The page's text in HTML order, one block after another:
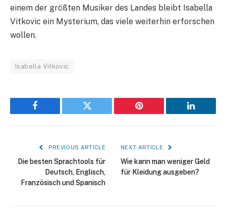
einem der größten Musiker des Landes bleibt Isabella
Vitkovic ein Mysterium, das viele weiterhin erforschen
wollen.
Isabella Vitkovic
Facebook Twitter Pinterest LinkedIn
PREVIOUS ARTICLE
Die besten Sprachtools für
Deutsch, Englisch,
Französisch und Spanisch
NEXT ARTICLE
Wie kann man weniger Geld
für Kleidung ausgeben?